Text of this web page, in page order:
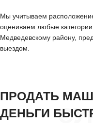
Мы учитываем
оцениваем любые
Медведевскому району,
выездом.
ПРОДАТЬ
ДЕНЬГИ